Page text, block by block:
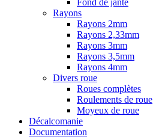
Fond de jante
Rayons
Rayons 2mm
Rayons 2,33mm
Rayons 3mm
Rayons 3,5mm
Rayons 4mm
Divers roue
Roues complètes
Roulements de roue
Moyeux de roue
Décalcomanie
Documentation